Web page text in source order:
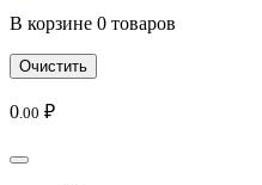
В корзине 0 товаров
Очистить
0 .00 ₽